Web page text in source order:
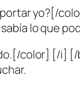
yo?[/
lo que
color] [/i] [/